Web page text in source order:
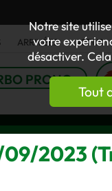
Notre site
votre
désactiver.
Tout
ARRIVÉES ACTUS
PRONO
2023